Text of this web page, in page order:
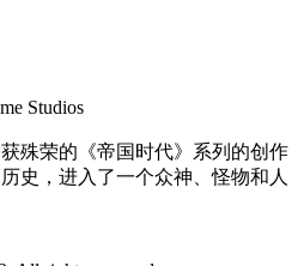
Studios
殊荣的《帝国时代》系列的创作
史，进入了一个众神、怪物和人